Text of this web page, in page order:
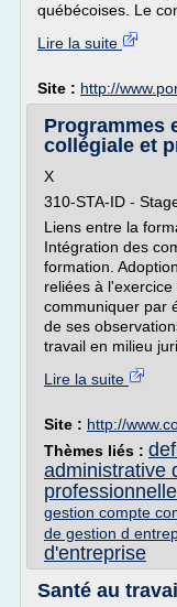
québécoises. Le
Lire la suite
Site : http://
Programmes
collégiale et
X
310-STA-ID -
Liens entre la
Intégration des
formation.
reliées à
communiquer par
de ses
travail en milieu
Lire la suite
Site : http://
Thèmes liés :
administrative
gestion compte
de gestion d
d'entreprise
Santé au